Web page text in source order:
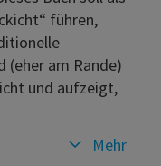
führen,
(eher am Rande)
und aufzeigt,
Mehr